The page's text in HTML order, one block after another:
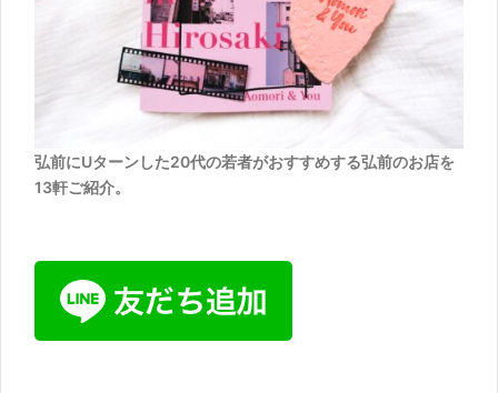
弘前にUターンした20代の若者がおすすめする弘前のお店を
13軒ご紹介。